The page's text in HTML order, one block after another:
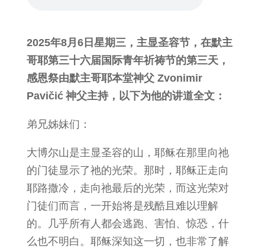
2025年8月6日星期三，主显圣容节，在默主
哥耶第三十六届国际青年祈祷节的第三天，
感恩祭由默主哥耶本堂神父 Zvonimir
Pavičić 神父主持，以下为他的讲道全文：
弟兄姊妹们：
大博尔山是主显圣容的山，耶稣在那里向祂
的门徒显示了祂的光荣。那时，耶稣正走向
耶路撒冷，走向祂最后的光荣，而这光荣对
门徒们而言，一开始将是残酷且难以理解
的。几乎所有人都会逃跑、害怕、惊恐，什
么也不明白。耶稣深知这一切，也非常了解